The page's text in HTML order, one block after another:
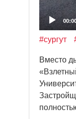
#сургут
Вместо